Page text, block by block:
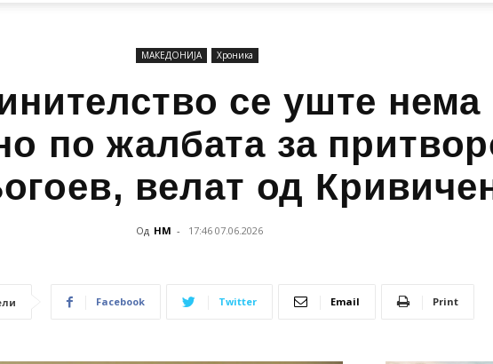
МАКЕДОНИЈА Хроника
се уште нема
по жалбата за
велат од
Од НМ - 17:46 07.06.2026
Facebook Twitter Email Print